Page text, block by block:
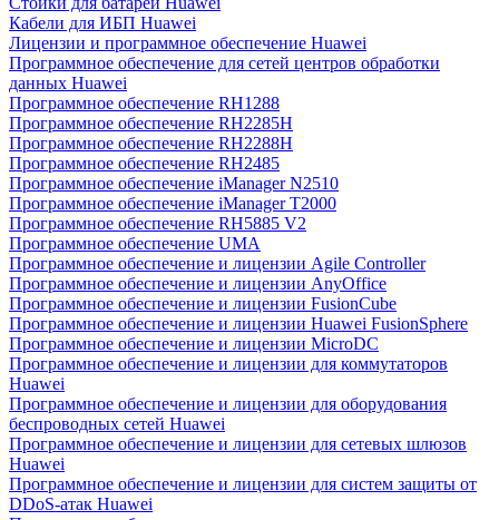
Кабели для ИБП Huawei
Лицензии и программное обеспечение Huawei
Программное обеспечение для сетей центров обработки
данных Huawei
Программное обеспечение RH1288
Программное обеспечение RH2285H
Программное обеспечение RH2288H
Программное обеспечение RH2485
Программное обеспечение iManager N2510
Программное обеспечение iManager T2000
Программное обеспечение RH5885 V2
Программное обеспечение UMA
Программное обеспечение и лицензии Agile Controller
Программное обеспечение и лицензии AnyOffice
Программное обеспечение и лицензии FusionCube
Программное обеспечение и лицензии Huawei FusionSphere
Программное обеспечение и лицензии MicroDC
Программное обеспечение и лицензии для коммутаторов
Huawei
Программное обеспечение и лицензии для оборудования
беспроводных сетей Huawei
Программное обеспечение и лицензии для сетевых шлюзов
Huawei
Программное обеспечение и лицензии для систем защиты от
DDoS-атак Huawei